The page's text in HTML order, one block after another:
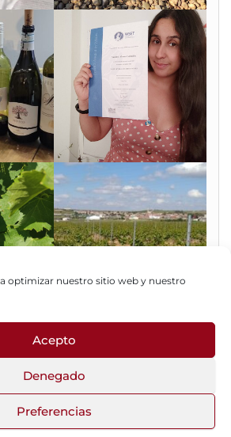
optimizar nuestro sitio web y nuestro
Acepto
Denegado
Preferencias
Fotos del Blog